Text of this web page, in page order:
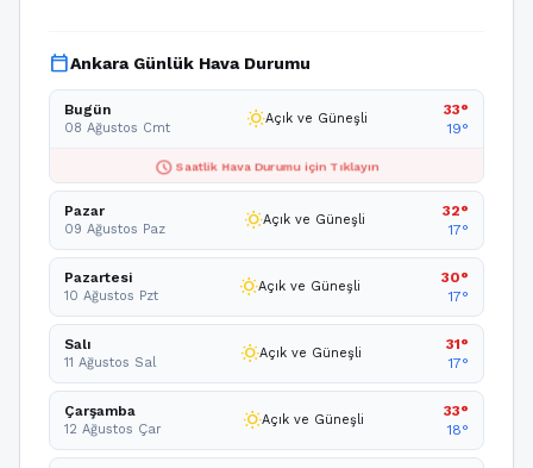
calendar_todayAnkara Günlük Hava Durumu
Bugün
08 Ağustos Cmt wb_sunnyAçık ve Güneşli
33°
19°
schedule Saatlik Hava Durumu için Tıklayın
Pazar
09 Ağustos Paz wb_sunnyAçık ve Güneşli
32°
17°
Pazartesi
10 Ağustos Pzt wb_sunnyAçık ve Güneşli
30°
17°
Salı
11 Ağustos Sal wb_sunnyAçık ve Güneşli
31°
17°
Çarşamba
12 Ağustos Çar wb_sunnyAçık ve Güneşli
33°
18°